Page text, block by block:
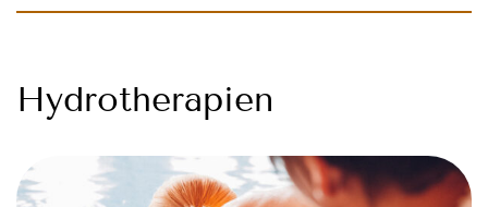
Hydrotherapien